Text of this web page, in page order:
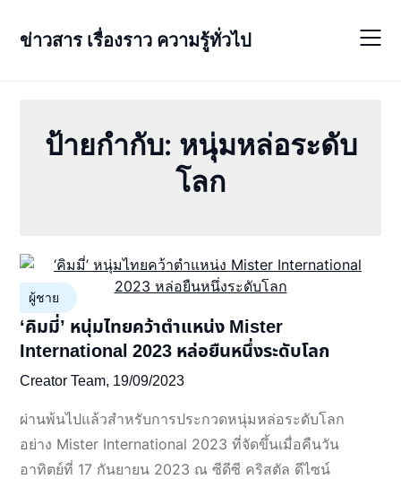
ข่าวสาร เรื่องราว ความรู้ทั่วไป
ป้ายกำกับ: หนุ่มหล่อระดับ
โลก
ผู้ชาย
‘คิมมี่’ หนุ่มไทยคว้าตำแหน่ง Mister
International 2023 หล่อยืนหนึ่งระดับโลก
Creator Team, 19/09/2023
ผ่านพ้นไปแล้วสำหรับการประกวดหนุ่มหล่อระดับโลก
อย่าง Mister International 2023 ที่จัดขึ้นเมื่อคืนวัน
อาทิตย์ที่ 17 กันยายน 2023 ณ ซีดีซี คริสตัล ดีไซน์